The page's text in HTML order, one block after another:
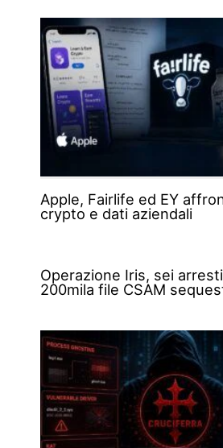
Apple, Fairlife ed EY
crypto e dati aziendali
Operazione Iris, sei
200mila file CSAM